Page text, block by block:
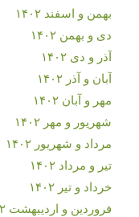
بهمن و اسفند ۱۴۰۲
دی و بهمن ۱۴۰۲
آذر و دی ۱۴۰۲
آبان و آذر ۱۴۰۲
مهر و آبان ۱۴۰۲
شهریور و مهر ۱۴۰۲
مرداد و شهریور ۱۴۰۲
تیر و مرداد ۱۴۰۲
خرداد و تیر ۱۴۰۲
فروردین و اردیبهشت ۱۴۰۲